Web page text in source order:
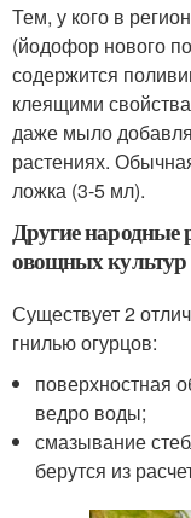
Тем, у кого в
(йодофор нового
содержится
клеящими
даже мыло
растениях.
ложка (3-5 мл).
Другие народные
овощных культур
Существует 2
гнилью огурцов:
поверхностная
ведро воды;
смазывание
берутся из